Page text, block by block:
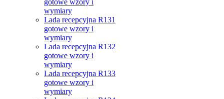
gotowe wzory i
wymiary
Lada recepcyjna R131
gotowe wzory i
wymiary
Lada recepcyjna R132
gotowe wzory i
wymiary
Lada recepcyjna R133
gotowe wzory i
wymiary